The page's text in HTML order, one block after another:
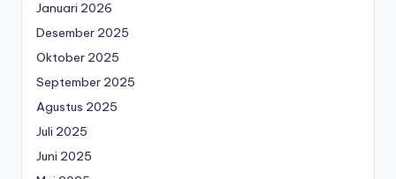
Januari 2026
Desember 2025
Oktober 2025
September 2025
Agustus 2025
Juli 2025
Juni 2025